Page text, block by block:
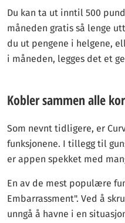
Du kan ta ut inntil 500
måneden gratis så lenge
du ut pengene i helgene,
i måneden, legges det et
Kobler sammen alle
Som nevnt tidligere, er
funksjonene. I tillegg til
er appen spekket med
En av de mest populære
Embarrassment". Ved å
unngå å havne i en